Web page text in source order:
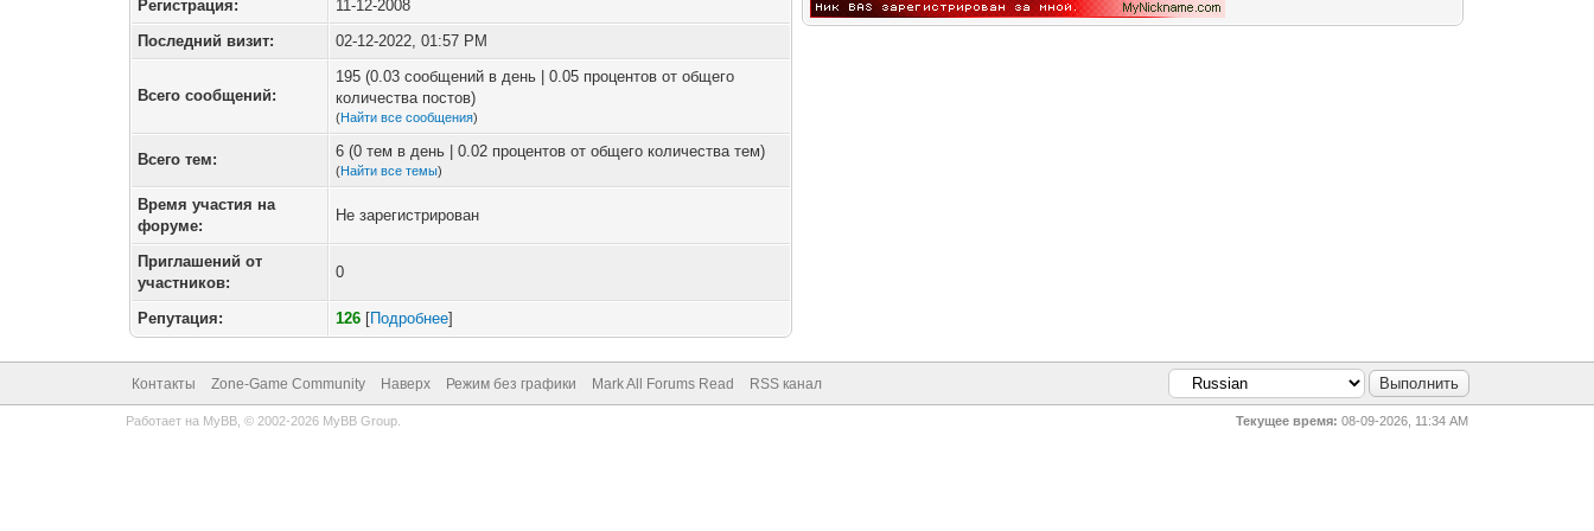
Регистрация:
11-12-2008
Последний визит:
02-12-2022, 01:57 PM
Всего сообщений:
195 (0.03 сообщений в день | 0.05 процентов от общего
количества постов)
(Найти все сообщения)
Всего тем: 6 (0 тем в день | 0.02 процентов от общего количества тем)
(Найти все темы)
Время участия на
форуме:
Не зарегистрирован
Приглашений от
участников:
0
Репутация: 126 [Подробнее]
Контакты Zone-Game Community Наверх Режим без графики Mark All Forums Read RSS канал
Текущее время: 08-09-2026, 11:34 AM
Работает на MyBB, © 2002-2026 MyBB Group.